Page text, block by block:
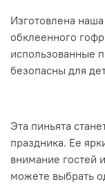
Изготовлена
обклеенного
использованные
безопасны для
Эта пиньята
праздника. Ее
внимание гостей
можете выбрать